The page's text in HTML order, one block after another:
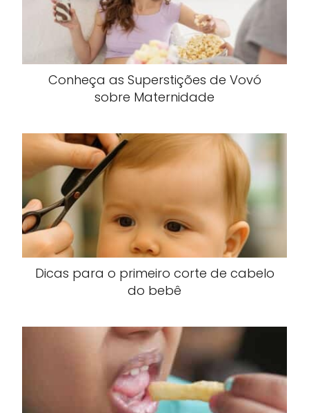
Conheça as Superstições de Vovó
sobre Maternidade
Dicas para o primeiro corte de cabelo
do bebê